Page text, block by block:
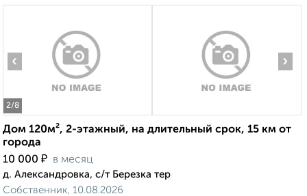
2/8
‹ ›
Дом 120м², 2-этажный, на длительный срок, 15 км от
города
10 000 ₽ в месяц
д. Александровка, с/т Березка тер
Собственник, 10.08.2026